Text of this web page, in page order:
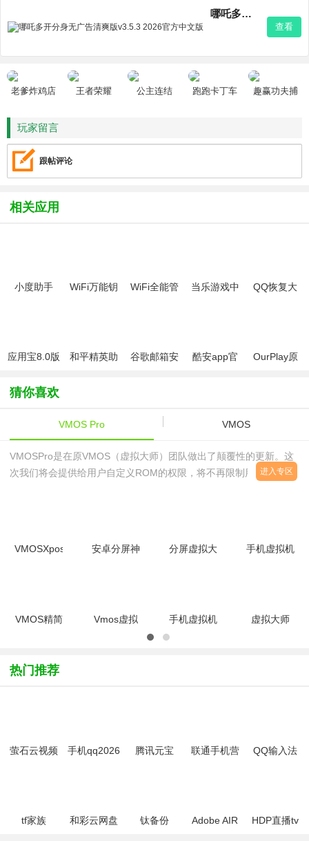
哪吒多开分身无广告清爽版v3.5.3 2026官方中文版
查看
老爹炸鸡店
王者荣耀 公主连结 跑跑卡丁车
趣赢功夫捕
玩家留言
跟帖评论
相关应用
小度助手
WiFi万能钥
WiFi全能管
当乐游戏中
QQ恢复大
应用宝8.0版
免费版
和平精英助
谷歌邮箱安
酷安app官
OurPlay原
猜你喜欢
VMOS Pro VMOS
VMOSPro是在原VMOS（虚拟大师）团队做出了颠覆性的更新。这
次我们将会提供给用户自定义ROM的权限，将不再限制用户。我们
进入专区
VMOSXposed(手
安卓分屏神
分屏虚拟大
手机虚拟机
VMOS精简
Vmos虚拟
手机虚拟机
app（VMOS
虚拟大师
热门推荐
萤石云视频
手机qq2026
腾讯元宝
联通手机营
QQ输入法
tf家族
和彩云网盘
钛备份
Adobe AIR
HDP直播tv